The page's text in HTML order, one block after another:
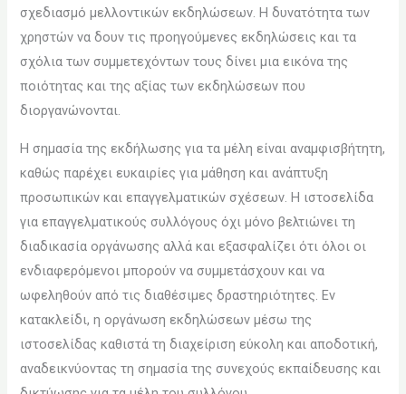
σχεδιασμό μελλοντικών εκδηλώσεων. Η δυνατότητα των
χρηστών να δουν τις προηγούμενες εκδηλώσεις και τα
σχόλια των συμμετεχόντων τους δίνει μια εικόνα της
ποιότητας και της αξίας των εκδηλώσεων που
διοργανώνονται.
Η σημασία της εκδήλωσης για τα μέλη είναι αναμφισβήτητη,
καθώς παρέχει ευκαιρίες για μάθηση και ανάπτυξη
προσωπικών και επαγγελματικών σχέσεων. Η ιστοσελίδα
για επαγγελματικούς συλλόγους όχι μόνο βελτιώνει τη
διαδικασία οργάνωσης αλλά και εξασφαλίζει ότι όλοι οι
ενδιαφερόμενοι μπορούν να συμμετάσχουν και να
ωφεληθούν από τις διαθέσιμες δραστηριότητες. Εν
κατακλείδι, η οργάνωση εκδηλώσεων μέσω της
ιστοσελίδας καθιστά τη διαχείριση εύκολη και αποδοτική,
αναδεικνύοντας τη σημασία της συνεχούς εκπαίδευσης και